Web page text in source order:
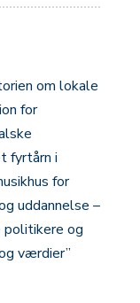
om lokale
for
fyrtårn i
for
uddannelse –
politikere og
værdier”